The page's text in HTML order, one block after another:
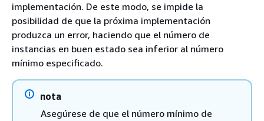
implementación. De este modo, se impide la
posibilidad de que la próxima implementación
produzca un error, haciendo que el número de
instancias en buen estado sea inferior al número
mínimo especificado.
nota
Asegúrese de que el número mínimo de